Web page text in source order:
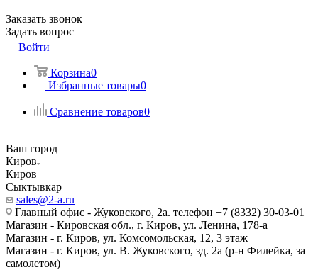
Заказать звонок
Задать вопрос
Войти
Корзина0
Избранные товары0
Сравнение товаров0
Ваш город
Киров
Киров
Сыктывкар
sales@2-a.ru
Главный офис - Жуковского, 2а. телефон +7 (8332) 30-03-01
Магазин - Кировская обл., г. Киров, ул. Ленина, 178-а
Магазин - г. Киров, ул. Комсомольская, 12, 3 этаж
Магазин - г. Киров, ул. В. Жуковского, зд. 2а (р-н Филейка, за
самолетом)